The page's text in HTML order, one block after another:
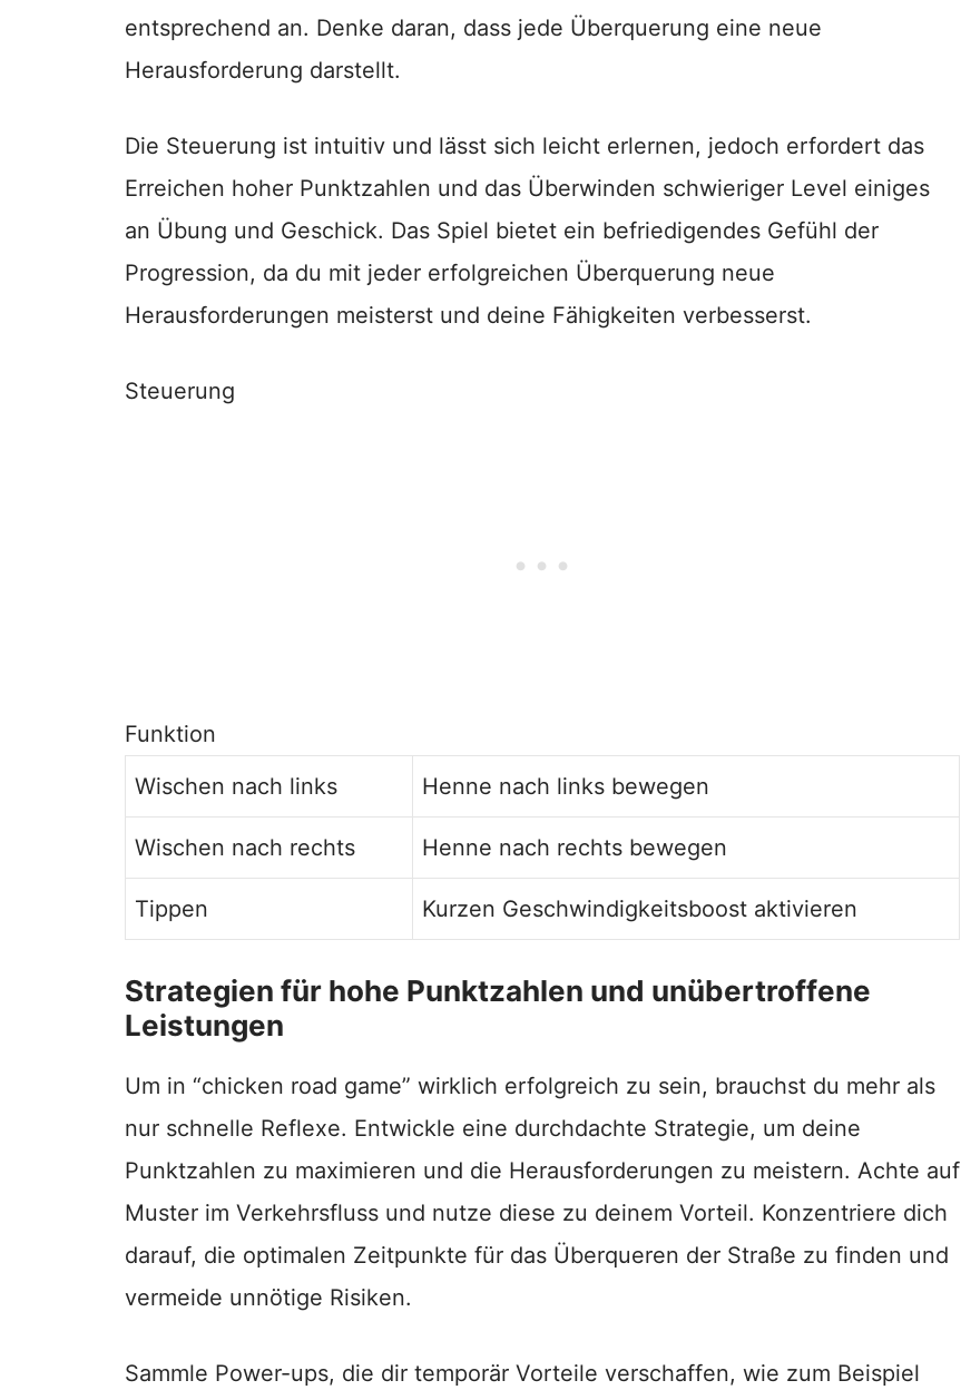
entsprechend an. Denke daran, dass jede Überquerung eine neue
Herausforderung darstellt.
Die Steuerung ist intuitiv und lässt sich leicht erlernen, jedoch erfordert das
Erreichen hoher Punktzahlen und das Überwinden schwieriger Level einiges
an Übung und Geschick. Das Spiel bietet ein befriedigendes Gefühl der
Progression, da du mit jeder erfolgreichen Überquerung neue
Herausforderungen meisterst und deine Fähigkeiten verbesserst.
Steuerung
Funktion
Wischen nach links
Henne nach links bewegen
Wischen nach rechts Henne nach rechts bewegen
Tippen Kurzen Geschwindigkeitsboost aktivieren
Strategien für hohe Punktzahlen und unübertroffene
Leistungen
Um in “chicken road game” wirklich erfolgreich zu sein, brauchst du mehr als
nur schnelle Reflexe. Entwickle eine durchdachte Strategie, um deine
Punktzahlen zu maximieren und die Herausforderungen zu meistern. Achte auf
Muster im Verkehrsfluss und nutze diese zu deinem Vorteil. Konzentriere dich
darauf, die optimalen Zeitpunkte für das Überqueren der Straße zu finden und
vermeide unnötige Risiken.
Sammle Power-ups, die dir temporär Vorteile verschaffen, wie zum Beispiel